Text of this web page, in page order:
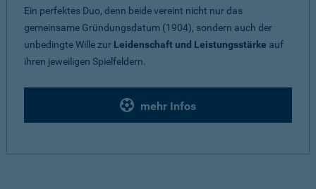
Ein perfektes Duo, denn beide vereint nicht nur das
gemeinsame Gründungsdatum (1904), sondern auch der
unbedingte Wille zur Leidenschaft und Leistungsstärke auf
ihren jeweiligen Spielfeldern.
mehr Infos